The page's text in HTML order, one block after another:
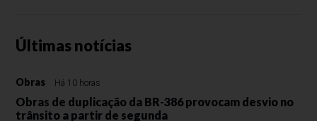
Últimas notícias
Obras Há 10 horas
Obras de duplicação da BR-386 provocam desvio no
trânsito a partir de segunda